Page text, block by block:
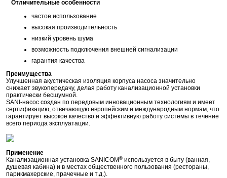
Отличительные особенности
частое использование
высокая производительность
низкий уровень шума
возможность подключения внешней сигнализации
гарантия качества
Преимущества
Улучшенная акустическая изоляция корпуса насоса значительно
снижает звукопередачу, делая работу канализационной установки
практически бесшумной.
SANI-насос создан по передовым инновационным технологиям и имеет
сертификацию, отвечающую европейским и международным нормам, что
гарантирует высокое качество и эффективную работу системы в течение
всего периода эксплуатации.
Применение
Канализационная установка SANICOM ® используется в быту (ванная,
душевая кабина) и в местах общественного пользования (рестораны,
парикмахерские, прачечные и т.д.).